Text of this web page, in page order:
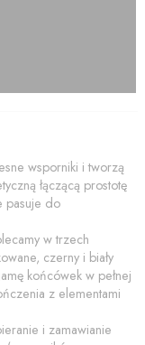
wsporniki i tworzą
łączącą prostotę
pasuje do
w trzech
czerny i biały
końcówek w pełnej
z elementami
i zamawianie